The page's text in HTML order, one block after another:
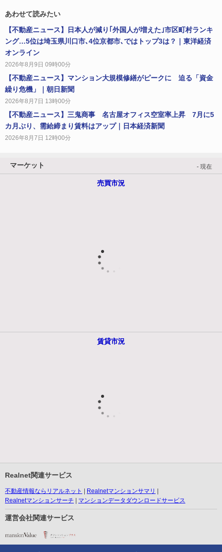
あわせて読みたい
【不動産ニュース】日本人が減り｢外国人が増えた｣市区町村ランキ
ング…5位は埼玉県川口市､4位京都市､ではトップ3は？｜東洋経済
オンライン
2026年8月9日 09時00分
【不動産ニュース】マンション大規模修繕がピークに 迫る「資金
繰り危機」｜朝日新聞
2026年8月7日 13時00分
【不動産ニュース】三鬼商事 名古屋オフィス空室率上昇 7月に5
カ月ぶり、需給締まり賃料はアップ｜日本経済新聞
2026年8月7日 12時00分
マーケット - 現在
売買市況
賃貸市況
Realnet関連サービス
不動産情報ならリアルネット
Realnetマンションサマリ
Realnetマンションサーチ
マンションデータダウンロードサービス
運営会社関連サービス